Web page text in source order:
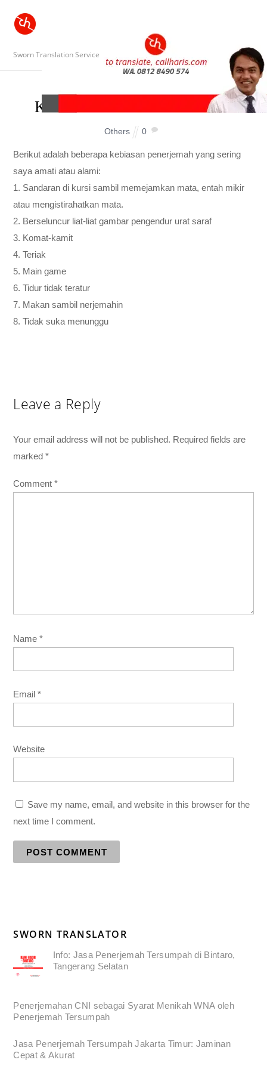
Sworn Translation Service
KEBIASAAN PENERJEMAH
Others 0
Berikut adalah beberapa kebiasan penerjemah yang sering
saya amati atau alami:
1. Sandaran di kursi sambil memejamkan mata, entah mikir
atau mengistirahatkan mata.
2. Berseluncur liat-liat gambar pengendur urat saraf
3. Komat-kamit
4. Teriak
5. Main game
6. Tidur tidak teratur
7. Makan sambil nerjemahin
8. Tidak suka menunggu
Leave a Reply
Your email address will not be published. Required fields are
marked*
Comment*
Name*
Email*
Website
Save my name, email, and website in this browser for the
next time I comment.
SWORN TRANSLATOR
Info: Jasa Penerjemah Tersumpah di Bintaro,
Tangerang Selatan
Penerjemahan CNI sebagai Syarat Menikah WNA oleh
Penerjemah Tersumpah
Jasa Penerjemah Tersumpah Jakarta Timur: Jaminan
Cepat & Akurat